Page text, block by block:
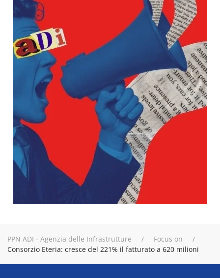
PPN ADI - Agenzia delle Infrastrutture
Focus on
Consorzio Eteria: cresce del 221% il fatturato a 620 milioni